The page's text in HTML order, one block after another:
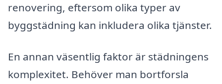
renovering, eftersom olika typer av
byggstädning kan inkludera olika tjänster.
En annan väsentlig faktor är städningens
komplexitet. Behöver man bortforsla